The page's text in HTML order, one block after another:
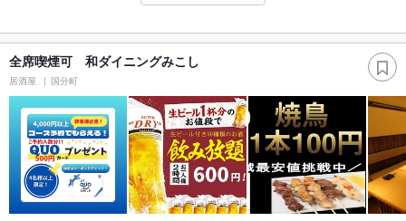
全席喫煙可 和ダイニングみこし
居酒屋 国分町